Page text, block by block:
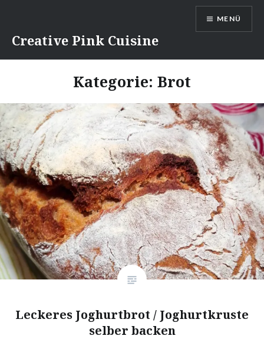
InhaltCreative Pink Cuisine
MENÜ
Kategorie: Brot
Leckeres Joghurt­brot / Joghurt­krus­te
selber backen